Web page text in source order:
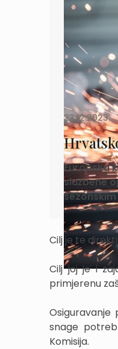
23.12.2023.
Europska
službene
Cilj je te
Cilj joj je i
primjerenu
snage
Komisija.